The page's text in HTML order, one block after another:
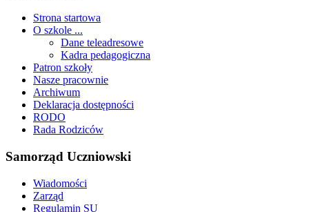
Strona startowa
O szkole ...
Dane teleadresowe
Kadra pedagogiczna
Patron szkoły
Nasze pracownie
Archiwum
Deklaracja dostępności
RODO
Rada Rodziców
Samorząd Uczniowski
Wiadomości
Zarząd
Regulamin SU